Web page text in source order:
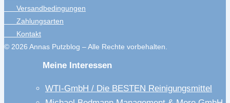
Versandbedingungen
Zahlungsarten
Kontakt
© 2026 Annas Putzblog – Alle Rechte vorbehalten.
Meine Interessen
WTI-GmbH / Die BESTEN Reinigungsmittel